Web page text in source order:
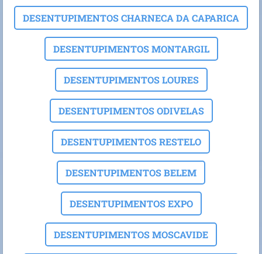
DESENTUPIMENTOS CHARNECA DA CAPARICA
DESENTUPIMENTOS MONTARGIL
DESENTUPIMENTOS LOURES
DESENTUPIMENTOS ODIVELAS
DESENTUPIMENTOS RESTELO
DESENTUPIMENTOS BELEM
DESENTUPIMENTOS EXPO
DESENTUPIMENTOS MOSCAVIDE